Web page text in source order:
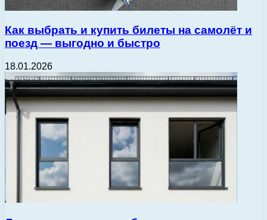
Как выбрать и купить билеты на самолёт и
поезд — выгодно и быстро
18.01.2026